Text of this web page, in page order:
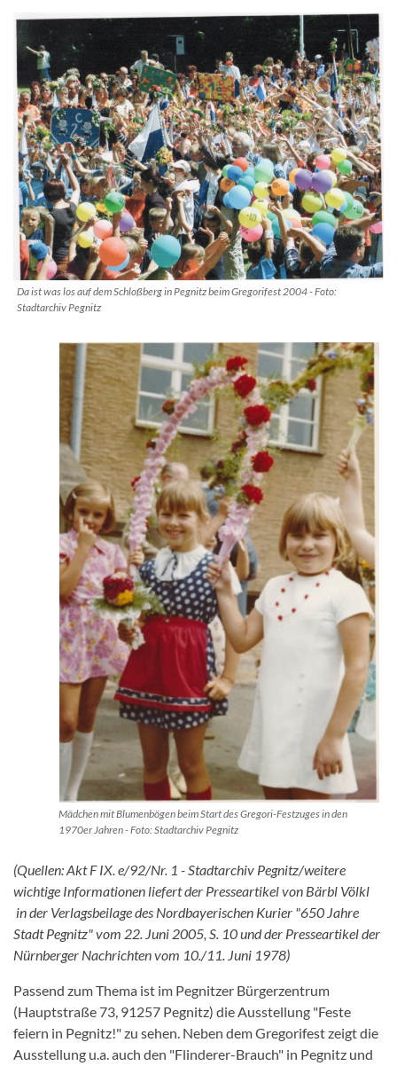
Da ist was los auf dem Schloßberg in Pegnitz beim Gregorifest 2004 - Foto:
Stadtarchiv Pegnitz
Mädchen mit Blumenbögen beim Start des Gregori-Festzuges in den
1970er Jahren - Foto: Stadtarchiv Pegnitz
(Quellen: Akt F IX. e/92/Nr. 1 - Stadtarchiv Pegnitz/weitere
wichtige Informationen liefert der Presseartikel von Bärbl Völkl
in der Verlagsbeilage des Nordbayerischen Kurier "650 Jahre
Stadt Pegnitz" vom 22. Juni 2005, S. 10 und der Presseartikel der
Nürnberger Nachrichten vom 10./11. Juni 1978)
Passend zum Thema ist im Pegnitzer Bürgerzentrum
(Hauptstraße 73, 91257 Pegnitz) die Ausstellung "Feste
feiern in Pegnitz!" zu sehen. Neben dem Gregorifest zeigt die
Ausstellung u.a. auch den "Flinderer-Brauch" in Pegnitz und